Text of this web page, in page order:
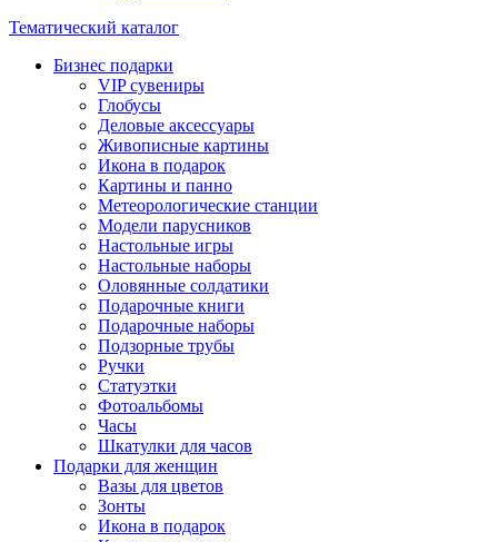
Тематический каталог
Бизнес подарки
VIP сувениры
Глобусы
Деловые аксессуары
Живописные картины
Икона в подарок
Картины и панно
Метеорологические станции
Модели парусников
Настольные игры
Настольные наборы
Оловянные солдатики
Подарочные книги
Подарочные наборы
Подзорные трубы
Ручки
Статуэтки
Фотоальбомы
Часы
Шкатулки для часов
Подарки для женщин
Вазы для цветов
Зонты
Икона в подарок